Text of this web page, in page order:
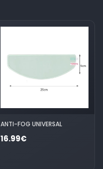
ANTI-FOG UNIVERSAL
16.99€